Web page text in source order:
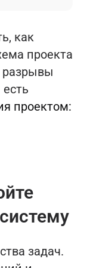
как
проекта
разрывы
проектом:
задач.